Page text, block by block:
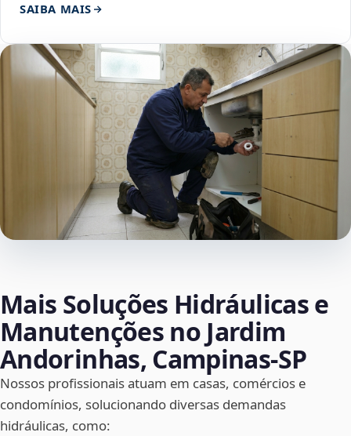
SAIBA MAIS
Mais Soluções Hidráulicas e
Manutenções no Jardim
Andorinhas, Campinas‑SP
Nossos profissionais atuam em casas, comércios e
condomínios, solucionando diversas demandas
hidráulicas, como: